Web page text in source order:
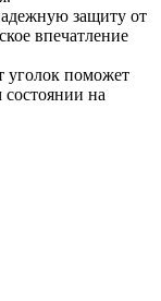
защиту от
впечатление
уголок поможет
состоянии на